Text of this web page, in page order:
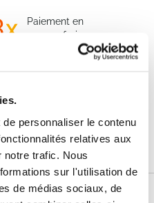
personnaliser le contenu
relatives aux
notre trafic. Nous
sur l'utilisation de
de médias sociaux, de
Paiement en
3x sans frais